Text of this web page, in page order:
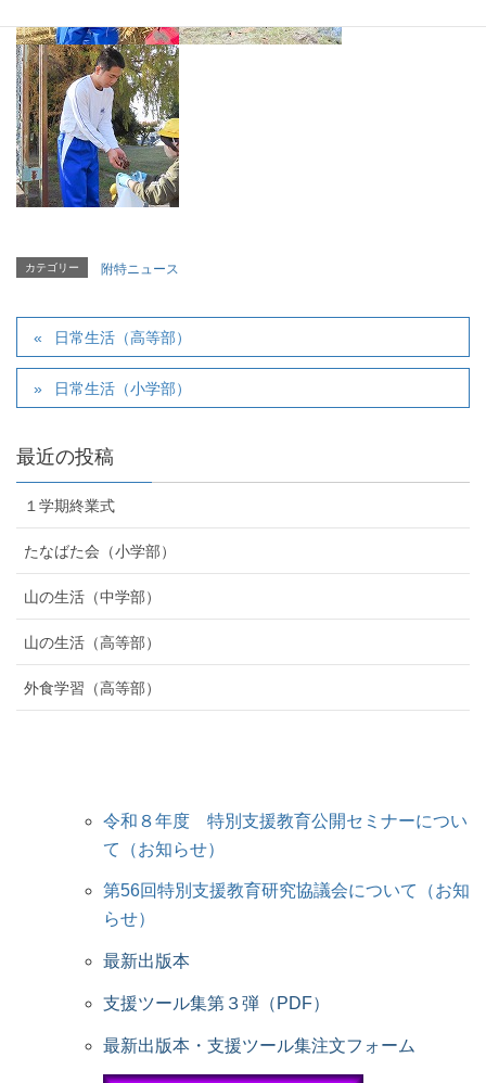
カテゴリー 附特ニュース
日常生活（高等部）
日常生活（小学部）
最近の投稿
１学期終業式
たなばた会（小学部）
山の生活（中学部）
山の生活（高等部）
外食学習（高等部）
令和８年度 特別支援教育公開セミナーについ
て（お知らせ）
第56回特別支援教育研究協議会について（お知
らせ）
最新出版本
支援ツール集第３弾（PDF）
最新出版本・支援ツール集注文フォーム